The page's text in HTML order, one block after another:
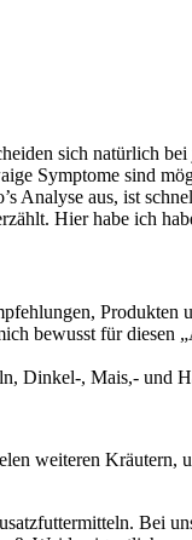
sich natürlich
Symptome sind
Analyse aus, ist
Hier habe ich
bewusst für
Dinkel-, Mais,- und
weiteren Kräutern,
Bei